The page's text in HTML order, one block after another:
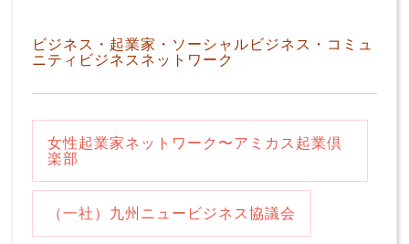
ビジネス・起業家・ソーシャルビジネス・コミュ
ニティビジネスネットワーク
女性起業家ネットワーク〜アミカス起業倶
楽部
（一社）九州ニュービジネス協議会